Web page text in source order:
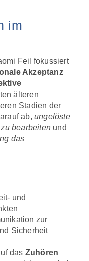
im
Feil fokussiert
Akzeptanz
älteren
Stadien der
ab,ungelöste
bearbeiten und
das
und
zur
Sicherheit
das Zuhören